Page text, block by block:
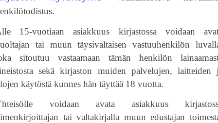
15-vuotiaan asiakkuus kirjastossa voidaan
tai muun täysivaltaisen vastuuhenkilön
sitoutuu vastaamaan tämän henkilön
sekä kirjaston muiden palvelujen, laitteiden
käytöstä kunnes hän täyttää 18 vuotta.
voidaan avata asiakkuus
tai valtakirjalla muun edustajan